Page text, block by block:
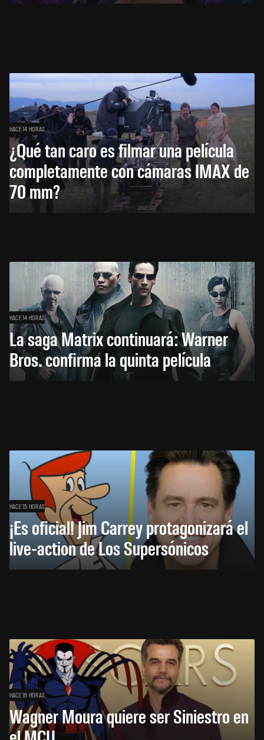
HACE 14 HORAS
¿Qué tan caro es filmar una película
completamente con cámaras IMAX de
70 mm?
HACE 14 HORAS
La saga Matrix continuará: Warner
Bros. confirma la quinta película
HACE 15 HORAS
¡Es oficial! Jim Carrey protagonizará el
live-action de Los Supersónicos
HACE 16 HORAS
Wagner Moura quiere ser Siniestro en